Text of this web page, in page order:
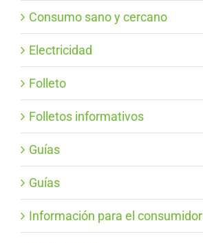
Consumo sano y cercano
Electricidad
Folleto
Folletos informativos
Guías
Guías
Información para el consumidor